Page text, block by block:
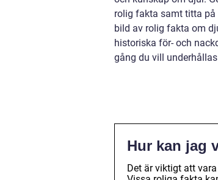
rolig fakta samt titta
bild av rolig fakta om
historiska för- och
gång du vill
Hur kan jag
Det är viktigt att